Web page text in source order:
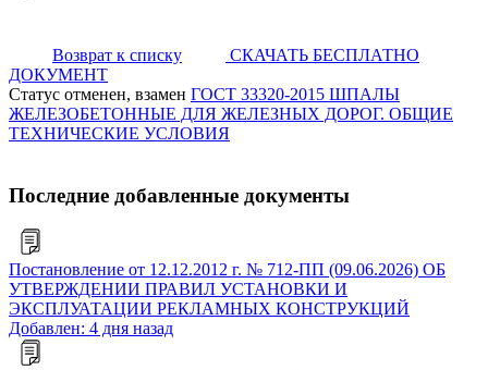
Возврат к списку
СКАЧАТЬ БЕСПЛАТНО
ДОКУМЕНТ
Статус отменен, взамен ГОСТ 33320-2015 ШПАЛЫ
ЖЕЛЕЗОБЕТОННЫЕ ДЛЯ ЖЕЛЕЗНЫХ ДОРОГ. ОБЩИЕ
ТЕХНИЧЕСКИЕ УСЛОВИЯ
Последние добавленные документы
Постановление от 12.12.2012 г. № 712-ПП (09.06.2026) ОБ
УТВЕРЖДЕНИИ ПРАВИЛ УСТАНОВКИ И
ЭКСПЛУАТАЦИИ РЕКЛАМНЫХ КОНСТРУКЦИЙ
Добавлен: 4 дня назад